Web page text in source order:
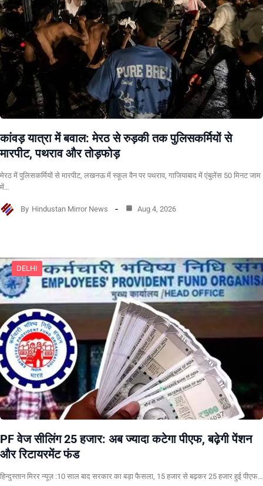
कांवड़ यात्रा में बवाल: मेरठ से रुड़की तक पुलिसकर्मियों से
मारपीट, पथराव और तोड़फोड़
मेरठ में पुलिसकर्मियों से मारपीट, लखनऊ में स्कूल वैन पर पथराव, गाजियाबाद में एंबुलेंस 50 मिनट जाम
में…
By Hindustan Mirror News Aug 4, 2026
DELHI
PF वेज सीलिंग 25 हजार: अब ज्यादा कटेगा पीएफ, बढ़ेगी पेंशन
और रिटायरमेंट फंड
हिन्दुस्तान मिरर न्यूज़ :10 साल बाद सरकार का बड़ा फैसला, 15 हजार से बढ़कर 25 हजार हुई पीएफ…